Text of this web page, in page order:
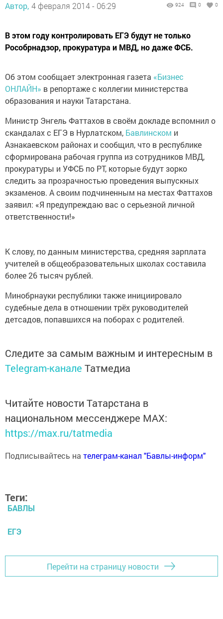
Автор, 4 февраля 2014 - 06:29 924 0 0
В этом году контролировать ЕГЭ будут не только
Рособрнадзор, прокуратура и МВД, но даже ФСБ.
Об этом сообщает электронная газета «Бизнес
ОНЛАЙН» в репортаже с коллегии министерства
образования и науки Татарстана.
Министр Энгель Фаттахов в своём докладе вспомнил о
скандалах с ЕГЭ в Нурлатском, Бавлинском и
Азнакаевском районах и сообщил, что в республике
сформирована рабочая группа из сотрудников МВД,
прокуратуры и УФСБ по РТ, которые будут зорко
следить за прозрачностью проведения выпускных
экзаменов. А своим подчиненным на местах Фаттахов
заявил: «Я предупреждаю вас о серьезной личной
ответственности!»
К слову, по данным министерства, средняя зарплата
учителей в общеобразовательных школах составила
более 26 тысяч рублей.
Минобрнауки республики также инициировало
судебные дела в отношении трёх руководителей
детсадов, попавшихся на поборах с родителей.
Следите за самым важным и интересным в
Telegram-канале Татмедиа
Читайте новости Татарстана в
национальном мессенджере MАХ:
https://max.ru/tatmedia
Подписывайтесь на телеграм-канал "Бавлы-информ"
Теги:
БАВЛЫ
ЕГЭ
Перейти на страницу новости